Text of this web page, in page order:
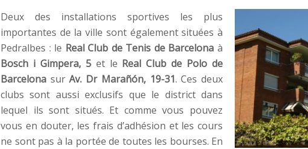
Deux des installations sportives les plus
importantes de la ville sont également situées à
Pedralbes : le Real Club de Tenis de Barcelona à
Bosch i Gimpera, 5et le Real Club de Polo de
Barcelona surAv. Dr Marañón, 19-31. Ces deux
clubs sont aussi exclusifs que le district dans
lequel ils sont situés. Et comme vous pouvez
vous en douter, les frais d’adhésion et les cours
ne sont pas à la portée de toutes les bourses. En